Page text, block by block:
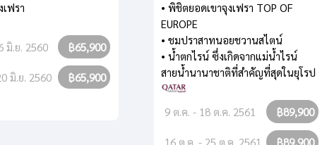
เฟรา
มิ.ย. 2560 ฿65,900
มิ.ย. 2560 ฿65,900
• พิชิตยอดเขาจุงเฟรา TOP OF
EUROPE
• ชมปราสาทนอยชวานสไตน์
• น้ำตกไรน์ ซึ่งเกิดจากแม่น้ำไรน์
สายน้ำนานาชาติที่สำคัญที่สุดในยุโรป
9 ต.ค. - 18 ต.ค. 2561 ฿89,900
16 ต.ค. - 25 ต.ค. 2561 ฿89,900